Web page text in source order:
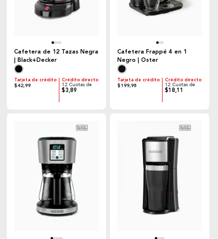
Cafetera de 12 Tazas Negra
| Black+Decker
Tarjeta de crédito
$42,99
Crédito directo
12 Cuotas de
$3,89
Cafetera Frappé 4 en 1
Negro | Oster
Tarjeta de crédito
$199,98
Crédito directo
12 Cuotas de
$18,11